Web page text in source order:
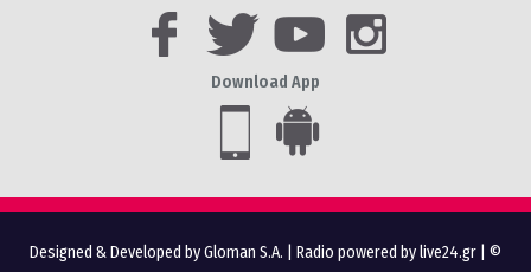
Download App
Designed & Developed by Gloman S.A. Radio powered by live24.gr | ©